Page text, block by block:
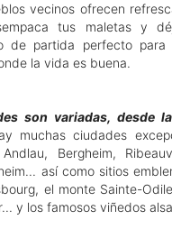
vecinos ofrecen
tus maletas y
de partida perfecto para
la vida es buena.
son variadas, desde
muchas ciudades
Bergheim,
así como sitios
el monte Sainte-
y los famosos viñedos